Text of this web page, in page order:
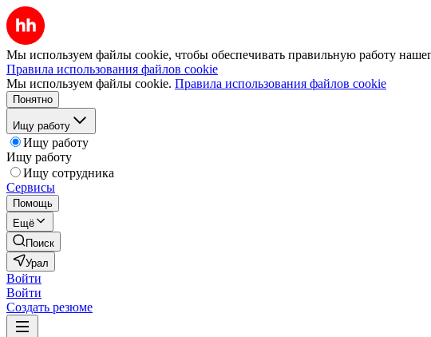
Мы используем файлы cookie, чтобы обеспечивать правильную работу
Правила использования файлов cookie
Мы используем файлы cookie. Правила использования файлов cookie
Понятно
Ищу работу
Ищу работу
Ищу работу
Ищу сотрудника
Сервисы
Помощь
Ещё
Поиск
Урал
Войти
Войти
Создать резюме